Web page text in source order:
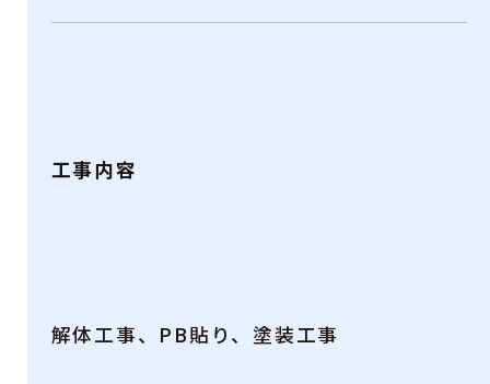
工事内容
解体工事、PB貼り、塗装工事